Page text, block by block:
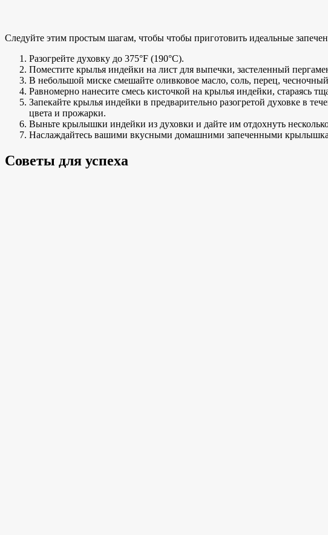
Следуйте этим простым шагам, чтобы чтобы приготовить идеальные
Разогрейте духовку до 375°F (190°C).
Поместите крылья индейки на лист для выпечки, застеленный
В небольшой миске смешайте оливковое масло, соль, перец,
Равномерно нанесите смесь кисточкой на крылья индейки, стараясь
Запекайте крылья индейки в предварительно разогретой духовке в
цвета и прожарки.
Выньте крылышки индейки из духовки и дайте им отдохнуть
Наслаждайтесь вашими вкусными домашними запеченными
Советы для успеха